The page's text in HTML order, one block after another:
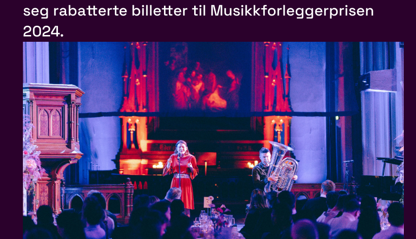
seg rabatterte billetter til Musikkforleggerprisen
2024.